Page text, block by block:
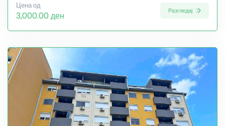
Цена од
3,000.00 ден Разгледај